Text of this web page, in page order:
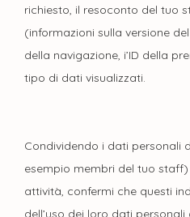
richiesto, il resoconto del tuo
(informazioni sulla versione
della navigazione, i’ID della
tipo di dati visualizzati.
Condividendo i dati personali
esempio membri del tuo
attività, confermi che questi
dell’uso dei loro dati